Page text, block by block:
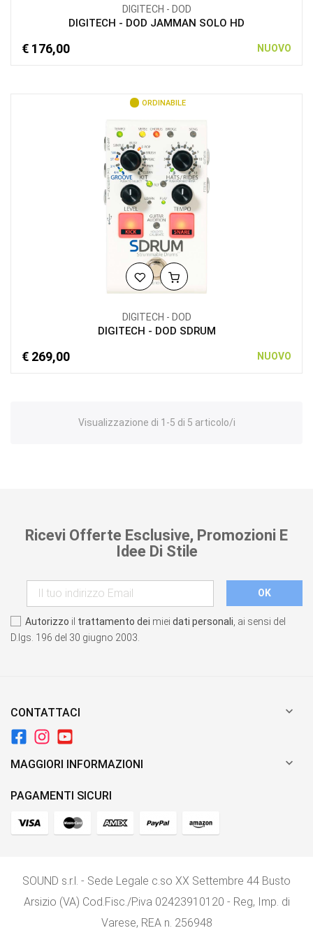
DIGITECH - DOD
DIGITECH - DOD JAMMAN SOLO HD
€ 176,00 NUOVO
ORDINABILE
DIGITECH - DOD
DIGITECH - DOD SDRUM
€ 269,00 NUOVO
Visualizzazione di 1-5 di 5 articolo/i
Ricevi Offerte Esclusive, Promozioni E
Idee Di Stile
Autorizzo il trattamento dei miei dati personali , ai sensi del
D.lgs. 196 del 30 giugno 2003.
CONTATTACI 
MAGGIORI INFORMAZIONI 
PAGAMENTI SICURI
SOUND s.r.l. - Sede Legale c.so XX Settembre 44 Busto
Arsizio (VA) Cod.Fisc./P.iva 02423910120 - Reg, Imp. di
Varese, REA n. 256948